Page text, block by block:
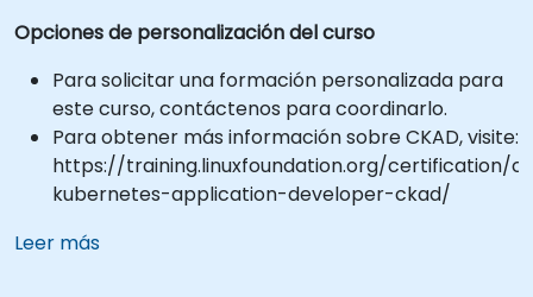
Opciones de personalización del curso
Para solicitar una formación personalizada para
este curso, contáctenos para coordinarlo.
Para obtener más información sobre CKAD, visite:
https://training.linuxfoundation.org/certification/
kubernetes-application-developer-ckad/
Leer más